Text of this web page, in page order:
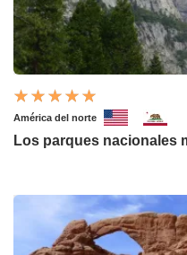
América del norte
Los parques nacionales